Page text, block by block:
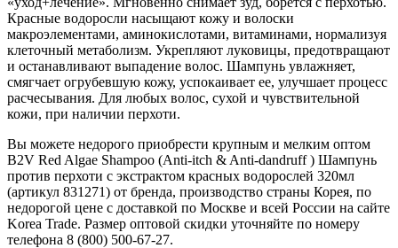
Красные водоросли насыщают кожу и волоски
макроэлементами, аминокислотами, витаминами, нормализуя
клеточный метаболизм. Укрепляют луковицы, предотвращают
и останавливают выпадение волос. Шампунь увлажняет,
смягчает огрубевшую кожу, успокаивает ее, улучшает процесс
расчесывания. Для любых волос, сухой и чувствительной
кожи, при наличии перхоти.
Вы можете недорого приобрести крупным и мелким оптом
B2V Red Algae Shampoo (Anti-itch & Anti-dandruff ) Шампунь
против перхоти с экстрактом красных водорослей 320мл
(артикул 831271) от бренда, производство страны Корея, по
недорогой цене с доставкой по Москве и всей России на сайте
Korea Trade. Размер оптовой скидки уточняйте по номеру
телефона 8 (800) 500-67-27.